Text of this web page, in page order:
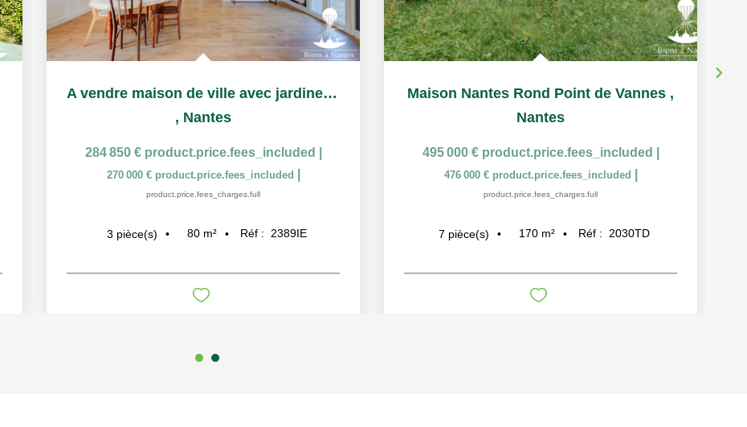
A vendre maison de ville avec jardinet quartier du Croissant
, Nantes
284 850 € product.price.fees_included
270 000 € product.price.fees_included
product.price.fees_charges.full
3 pièce(s) 80 m² Réf : 2389IE
Maison Nantes Rond Point de Vannes ,
Nantes
495 000 € product.price.fees_included
476 000 € product.price.fees_included
product.price.fees_charges.full
7 pièce(s) 170 m² Réf : 2030TD